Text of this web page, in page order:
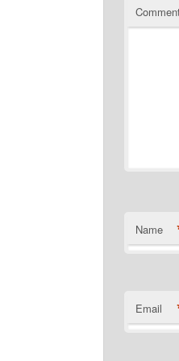
Name
Email